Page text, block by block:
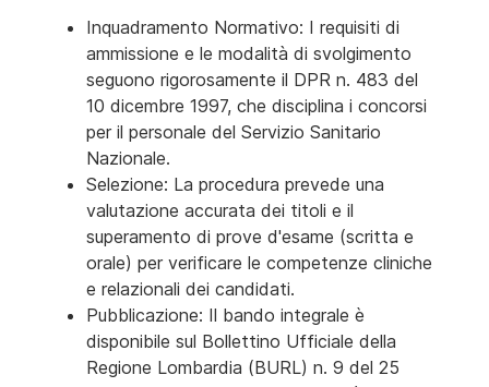
Inquadramento Normativo: I requisiti di
ammissione e le modalità di svolgimento
seguono rigorosamente il DPR n. 483 del
10 dicembre 1997, che disciplina i concorsi
per il personale del Servizio Sanitario
Nazionale.
Selezione: La procedura prevede una
valutazione accurata dei titoli e il
superamento di prove d'esame (scritta e
orale) per verificare le competenze cliniche
e relazionali dei candidati.
Pubblicazione: Il bando integrale è
disponibile sul Bollettino Ufficiale della
Regione Lombardia (BURL) n. 9 del 25